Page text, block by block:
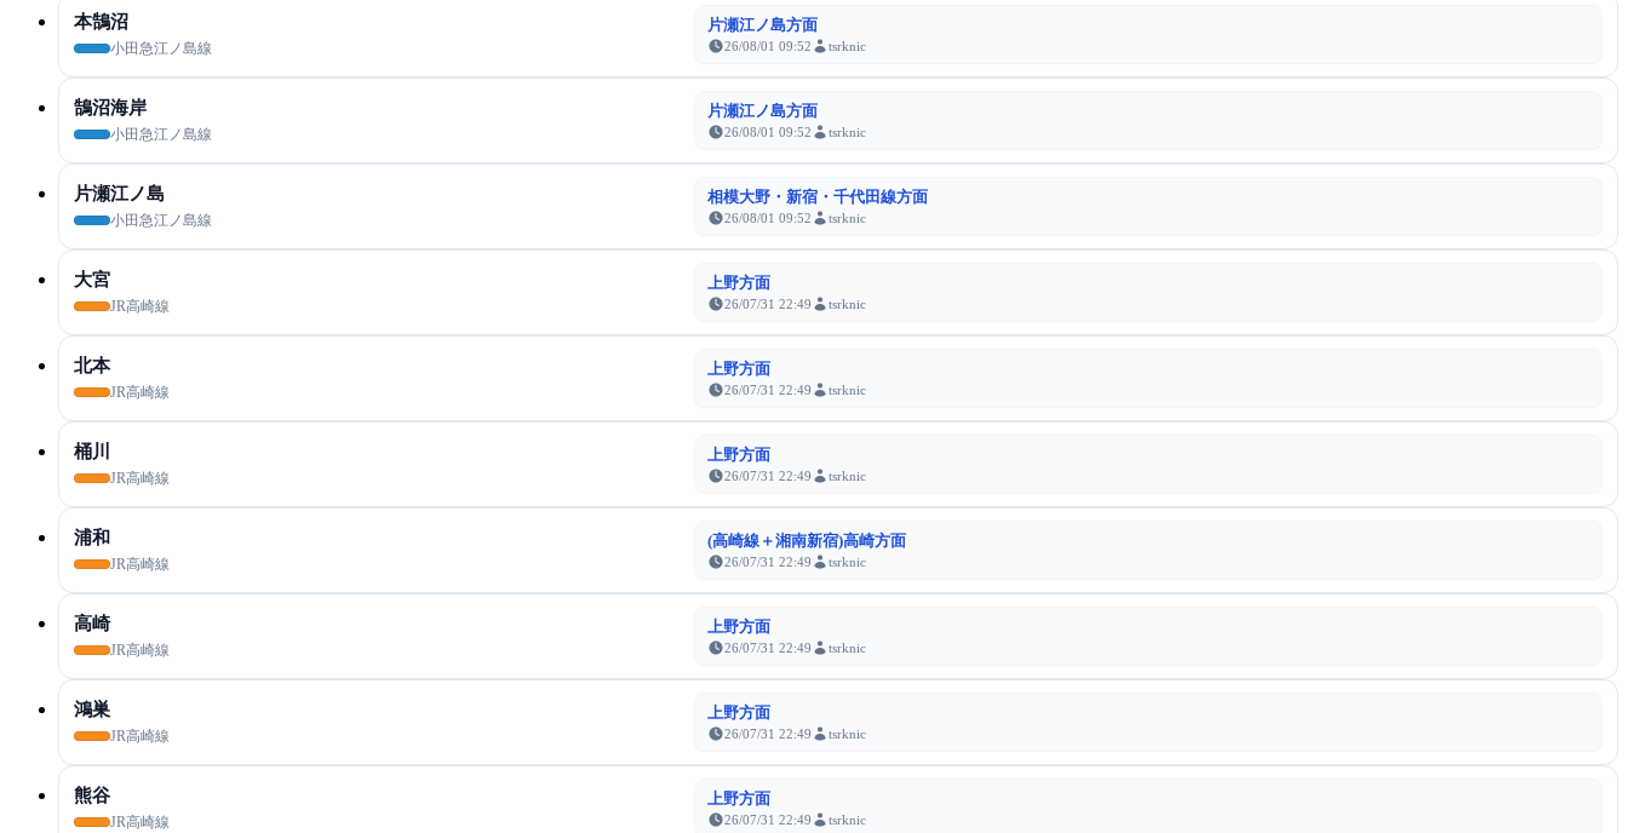
本鵠沼
小田急江ノ島線
片瀬江ノ島方面
26/08/01 09:52 tsrknic
鵠沼海岸
小田急江ノ島線
片瀬江ノ島方面
26/08/01 09:52 tsrknic
片瀬江ノ島
小田急江ノ島線
相模大野・新宿・千代田線方面
26/08/01 09:52 tsrknic
大宮
JR高崎線
上野方面
26/07/31 22:49 tsrknic
北本
JR高崎線
上野方面
26/07/31 22:49 tsrknic
桶川
JR高崎線
上野方面
26/07/31 22:49 tsrknic
浦和
JR高崎線
(高崎線＋湘南新宿)高崎方面
26/07/31 22:49 tsrknic
高崎
JR高崎線
上野方面
26/07/31 22:49 tsrknic
鴻巣
JR高崎線
上野方面
26/07/31 22:49 tsrknic
熊谷
JR高崎線
上野方面
26/07/31 22:49 tsrknic